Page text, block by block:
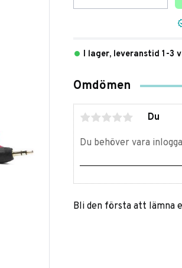
I lager, leveranstid 1-3
Omdömen
Du
Bli den första att lämna